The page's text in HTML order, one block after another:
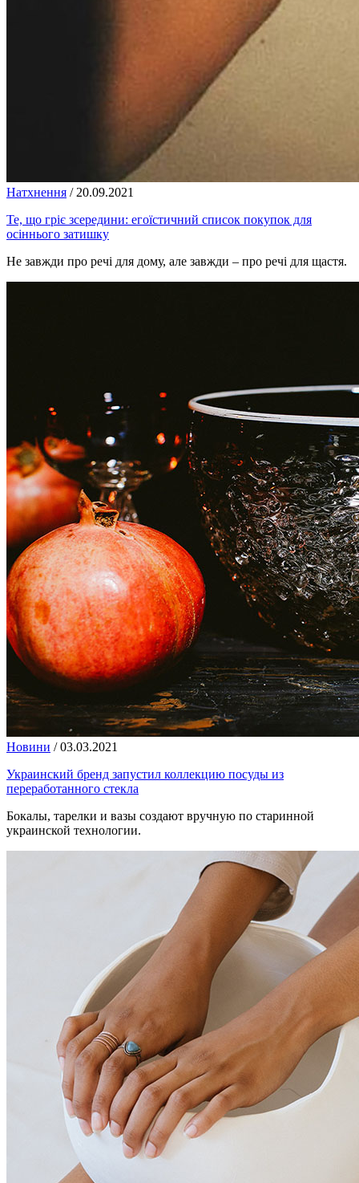
Натхнення / 20.09.2021
Те, що гріє зсередини: егоїстичний список покупок для
осіннього затишку
Не завжди про речі для дому, але завжди – про речі для щастя.
Новини / 03.03.2021
Украинский бренд запустил коллекцию посуды из
переработанного стекла
Бокалы, тарелки и вазы создают вручную по старинной
украинской технологии.